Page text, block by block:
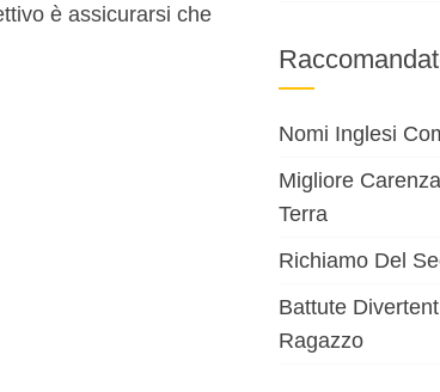
è assicurarsi che
Nomi Inglesi
Migliore
Terra
Richiamo Del
Battute
Ragazzo